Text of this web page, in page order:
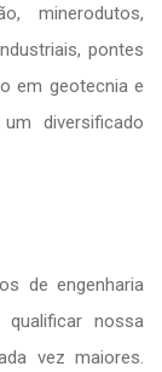
minerodutos,
pontes
em geotecnia e
diversificado
de engenharia
nossa
vez maiores.